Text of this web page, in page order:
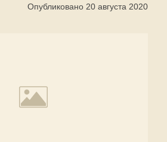
Опубликовано 20 августа 2020